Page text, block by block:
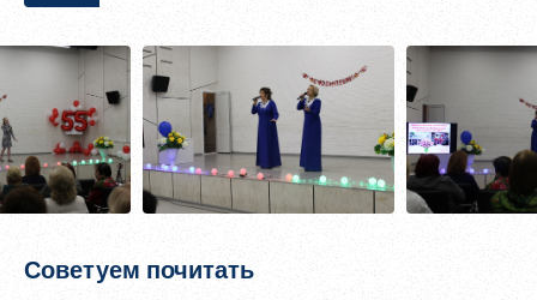
Советуем почитать